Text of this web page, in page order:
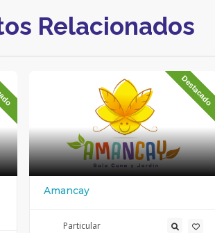
Relacionados
Destacado
Amancay
Particular